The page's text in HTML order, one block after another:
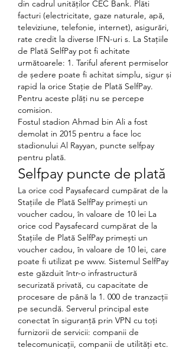
din cadrul unităților CEC Bank. Plăti
facturi (electricitate, gaze naturale, apă,
televiziune, telefonie, internet), asigurări,
rate credit la diverse IFN-uri s. La Stațiile
de Plată SelfPay pot fi achitate
următoarele: 1. Tariful aferent permiselor
de ședere poate fi achitat simplu, sigur și
rapid la orice Staţie de Plată SelfPay.
Pentru aceste plăți nu se percepe
comision.
Fostul stadion Ahmad bin Ali a fost
demolat in 2015 pentru a face loc
stadionului Al Rayyan, puncte selfpay
pentru plată.
Selfpay puncte de plată
La orice cod Paysafecard cumpărat de la
Stațiile de Plată SelfPay primești un
voucher cadou, în valoare de 10 lei La
orice cod Paysafecard cumpărat de la
Stațiile de Plată SelfPay primești un
voucher cadou, în valoare de 10 lei, care
poate fi utilizat pe www. Sistemul SelfPay
este găzduit într-o infrastructură
securizată privată, cu capacitate de
procesare de până la 1. 000 de tranzacții
pe secundă. Serverul principal este
conectat în siguranță prin VPN cu toţi
furnizorii de servicii: companii de
telecomunicații, companii de utilități etc.